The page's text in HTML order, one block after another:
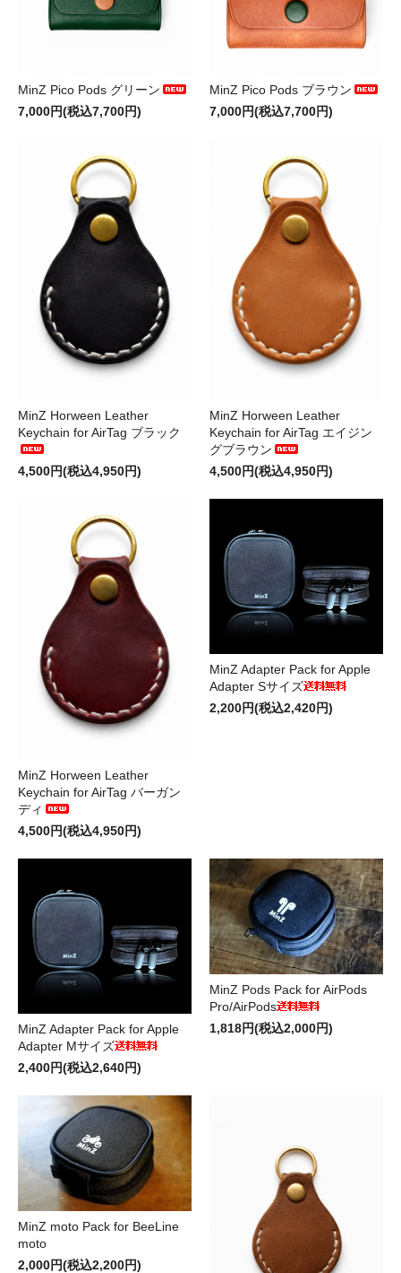
MinZ Pico Pods グリーン
7,000円(税込7,700円)
MinZ Pico Pods ブラウン
7,000円(税込7,700円)
MinZ Horween Leather
Keychain for AirTag ブラック
4,500円(税込4,950円)
MinZ Horween Leather
Keychain for AirTag エイジン
グブラウン
4,500円(税込4,950円)
MinZ Horween Leather
Keychain for AirTag バーガン
ディ
4,500円(税込4,950円)
MinZ Adapter Pack for Apple
Adapter Sサイズ
2,200円(税込2,420円)
MinZ Adapter Pack for Apple
Adapter Mサイズ
2,400円(税込2,640円)
MinZ Pods Pack for AirPods
Pro/AirPods
1,818円(税込2,000円)
MinZ moto Pack for BeeLine
moto
2,000円(税込2,200円)